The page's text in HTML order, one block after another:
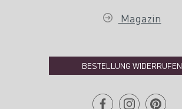
Magazin
BESTELLUNG WIDERRUFEN